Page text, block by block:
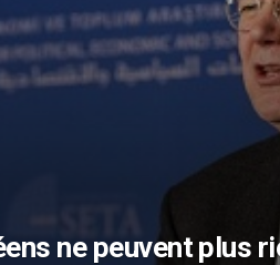
ne peuvent plus